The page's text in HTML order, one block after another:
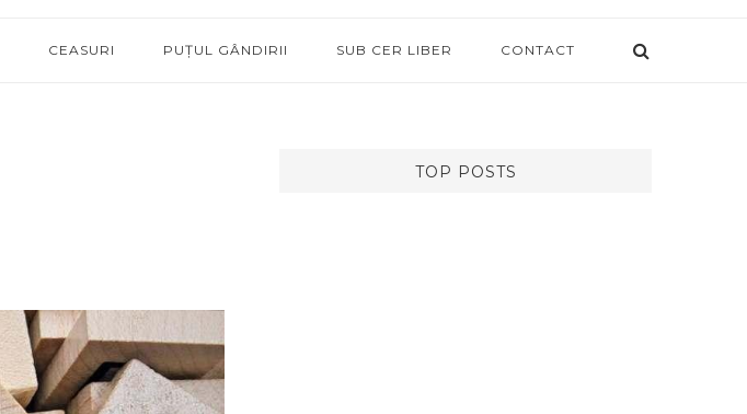
CEASURI PUȚUL GÂNDIRII SUB CER LIBER CONTACT
TOP POSTS